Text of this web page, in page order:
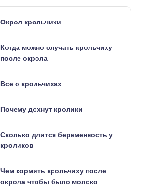
Окрол крольчихи
Когда можно случать крольчиху
после окрола
Все о крольчихах
Почему дохнут кролики
Сколько длится беременность у
кроликов
Чем кормить крольчиху после
окрола чтобы было молоко